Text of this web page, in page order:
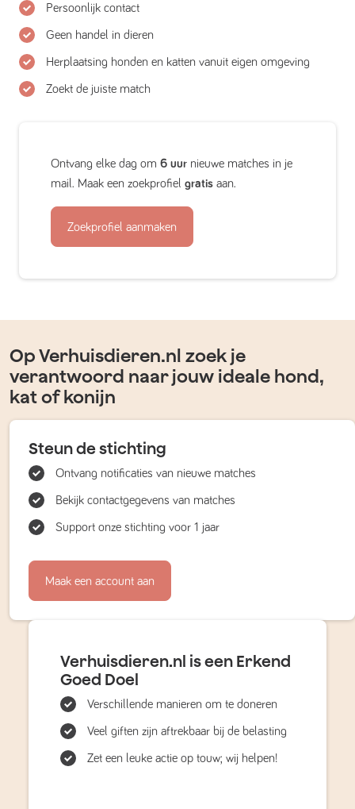
Persoonlijk contact
Geen handel in dieren
Herplaatsing honden en katten vanuit eigen omgeving
Zoekt de juiste match
Ontvang elke dag om 6 uur nieuwe matches in je
mail. Maak een zoekprofiel gratis aan.
Zoekprofiel aanmaken
Op Verhuisdieren.nl zoek je
verantwoord naar jouw ideale hond,
kat of konijn
Steun de stichting
Ontvang notificaties van nieuwe matches
Bekijk contactgegevens van matches
Support onze stichting voor 1 jaar
Maak een account aan
Verhuisdieren.nl is een Erkend
Goed Doel
Verschillende manieren om te doneren
Veel giften zijn aftrekbaar bij de belasting
Zet een leuke actie op touw; wij helpen!